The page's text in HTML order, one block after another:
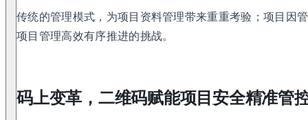
传统的管理模式，为项目资料管理带来重重考验；项目因
项目管理高效有序推进的挑战。
码上变革，二维码赋能项目安全精准管